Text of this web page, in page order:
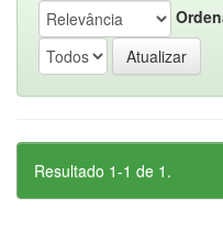
Resultado 1-1 de 1.